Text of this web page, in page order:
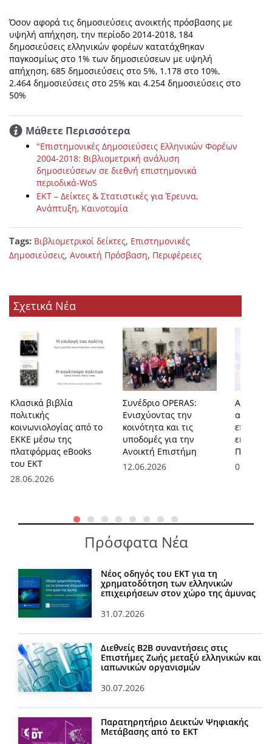
Όσον αφορά τις δημοσιεύσεις ανοικτής πρόσβασης με
υψηλή απήχηση, την περίοδο 2014-2018, 184
δημοσιεύσεις ελληνικών φορέων κατατάχθηκαν
παγκοσμίως στο 1% των δημοσιεύσεων με υψηλή
απήχηση, 685 δημοσιεύσεις στο 5%, 1.178 στο 10%,
2.464 δημοσιεύσεις στο 25% και 4.254 δημοσιεύσεις στο
50%
Μάθετε Περισσότερα
"Επιστημονικές Δημοσιεύσεις Ελληνικών Φορέων
2004-2018: Βιβλιομετρική ανάλυση
δημοσιεύσεων σε διεθνή επιστημονικά
περιοδικά-WoS
ΕΚΤ – Δείκτες & Στατιστικές για Έρευνα,
Aνάπτυξη, Καινοτομία
Tags: Βιβλιομετρικοί δείκτες, Επιστημονικές
Δημοσιεύσεις, Ανοικτή Πρόσβαση, Περιφέρειες
Σχετικά Νέα
Κλασικά βιβλία
πολιτικής
κοινωνιολογίας από το
ΕΚΚΕ μέσω της
πλατφόρμας eBooks
του ΕΚΤ
28.06.2026
Συνέδριο OPERAS:
Ενισχύοντας την
κοινότητα και τις
υποδομές για την
Ανοικτή Επιστήμη
12.06.2026
AEGIS-
ασπίδα
Πρόσφατα Νέα
Νέος οδηγός του ΕΚΤ για τη
χρηματοδότηση των ελληνικών
επιχειρήσεων στον χώρο της άμυνας
31.07.2026
Διεθνείς Β2Β συναντήσεις στις
Επιστήμες Ζωής μεταξύ ελληνικών και
ιαπωνικών οργανισμών
30.07.2026
Παρατηρητήριο Δεικτών Ψηφιακής
Μετάβασης από το ΕΚΤ